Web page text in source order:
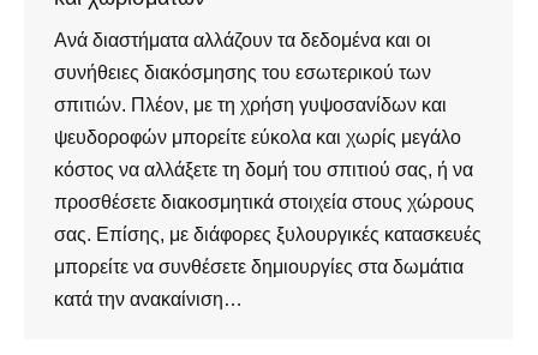
Ανά διαστήματα αλλάζουν τα δεδομένα και οι
συνήθειες διακόσμησης του εσωτερικού των
σπιτιών. Πλέον, με τη χρήση γυψοσανίδων και
ψευδοροφών μπορείτε εύκολα και χωρίς μεγάλο
κόστος να αλλάξετε τη δομή του σπιτιού σας, ή να
προσθέσετε διακοσμητικά στοιχεία στους χώρους
σας. Επίσης, με διάφορες ξυλουργικές κατασκευές
μπορείτε να συνθέσετε δημιουργίες στα δωμάτια
κατά την ανακαίνιση…